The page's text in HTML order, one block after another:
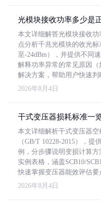
光模块接收功率多少是
本文详细解答光模块接收
点分析千兆光模块的收光
至-24dBm），并提供不同
解释功率异常的常见原因
解决方案，帮助用户快速判
2026年8月4日
干式变压器损耗标准一
本文详细解析干式变压器
（GB/T 10228-2015），提
例，分步骤说明变损计算
实例表格，涵盖SCB10/
快速掌握变压器能效评估要
2026年8月4日